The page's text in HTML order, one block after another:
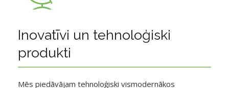
Inovatīvi un tehnoloģiski
produkti
Mēs piedāvājam tehnoloģiski vismodernākos